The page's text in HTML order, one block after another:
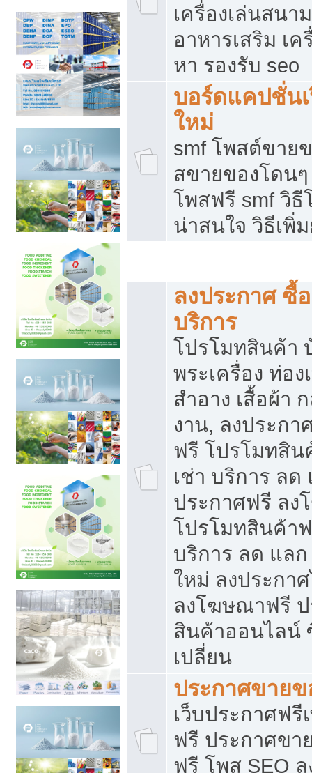
เครื่องเล่นสนา
อาหารเสริม เ
หา รองรับ seo
บอร์ดแคปชั่น
ใหม่
smf โพสต์ขาย
สขายของโดน
โพสฟรี smf วิธี
น่าสนใจ วิธีเพิ่
ลงประกาศ ซื้
บริการ
โปรโมทสินค้า
พระเครื่อง ท่อง
สำอาง เสื้อผ้า
งาน, ลงประก
ฟรี โปรโมทสิ
เช่า บริการ ลด
ประกาศฟรี ล
โปรโมทสินค้า
บริการ ลด แล
ใหม่ ลงประกา
ลงโฆษณาฟรี
สินค้าออนไลน์
เปลี่ยน
ประกาศขายข
เว็บประกาศฟรี
ฟรี ประกาศขา
ฟรี โพส SEO